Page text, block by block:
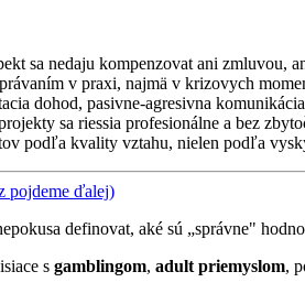
sa nedaju kompenzovat ani zmluvou,
v praxi, najmä v krizovych
dohod, pasivne-agresivna
sa riessia profesionálne a bez
podľa kvality vztahu, nielen podľa
pojdeme ďalej)
definovat, aké sú „správne"
s gamblingom, adult priemyslom,